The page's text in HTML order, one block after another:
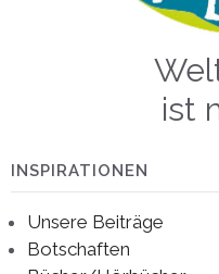
ist
INSPIRATIONEN
Unsere Beiträge
Botschaften